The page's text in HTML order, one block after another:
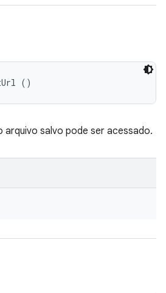
()
arquivo salvo pode ser acessado.